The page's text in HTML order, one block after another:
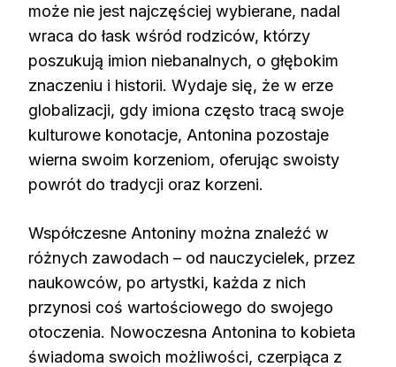
może nie jest najczęściej wybierane, nadal
wraca do łask wśród rodziców, którzy
poszukują imion niebanalnych, o głębokim
znaczeniu i historii. Wydaje się, że w erze
globalizacji, gdy imiona często tracą swoje
kulturowe konotacje, Antonina pozostaje
wierna swoim korzeniom, oferując swoisty
powrót do tradycji oraz korzeni.
Współczesne Antoniny można znaleźć w
różnych zawodach – od nauczycielek, przez
naukowców, po artystki, każda z nich
przynosi coś wartościowego do swojego
otoczenia. Nowoczesna Antonina to kobieta
świadoma swoich możliwości, czerpiąca z